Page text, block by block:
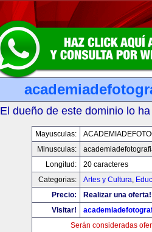
El dueño de este dominio lo
Mayusculas:
Minusculas:
Longitud:
20 caracteres
Categorias:
Artes y Cultura,
Precio:
Realizar una oferta!
Visitar!
Serán consideradas